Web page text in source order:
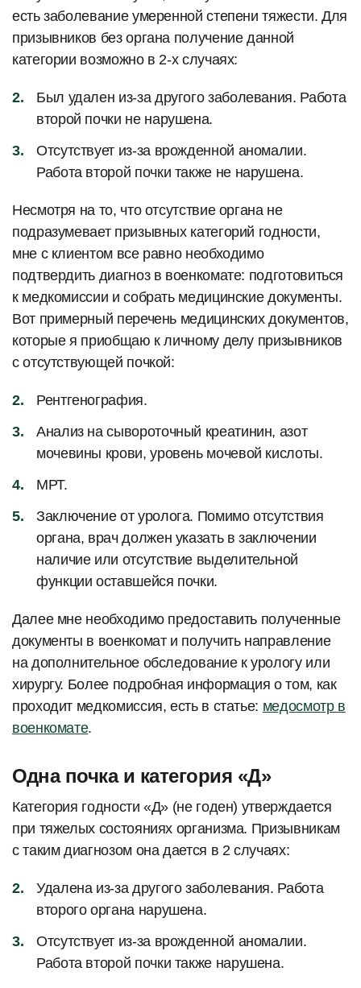
есть заболевание умеренной степени тяжести. Для
призывников без органа получение данной
категории возможно в 2-х случаях:
Был удален из-за другого заболевания. Работа
второй почки не нарушена.
Отсутствует из-за врожденной аномалии.
Работа второй почки также не нарушена.
Несмотря на то, что отсутствие органа не
подразумевает призывных категорий годности,
мне с клиентом все равно необходимо
подтвердить диагноз в военкомате: подготовиться
к медкомиссии и собрать медицинские документы.
Вот примерный перечень медицинских документов,
которые я приобщаю к личному делу призывников
с отсутствующей почкой:
Рентгенография.
Анализ на сывороточный креатинин, азот
мочевины крови, уровень мочевой кислоты.
МРТ.
Заключение от уролога. Помимо отсутствия
органа, врач должен указать в заключении
наличие или отсутствие выделительной
функции оставшейся почки.
Далее мне необходимо предоставить полученные
документы в военкомат и получить направление
на дополнительное обследование к урологу или
хирургу. Более подробная информация о том, как
проходит медкомиссия, есть в статье: медосмотр в
военкомате.
Одна почка и категория «Д»
Категория годности «Д» (не годен) утверждается
при тяжелых состояниях организма. Призывникам
с таким диагнозом она дается в 2 случаях:
Удалена из-за другого заболевания. Работа
второго органа нарушена.
Отсутствует из-за врожденной аномалии.
Работа второй почки также нарушена.